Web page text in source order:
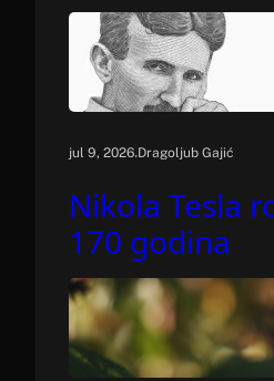
jul 9, 2026.Dragoljub Gajić
Nikola Tesla
170 godina